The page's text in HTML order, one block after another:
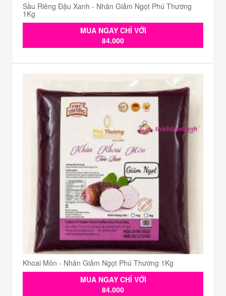
Sầu Riêng Đậu Xanh - Nhân Giảm Ngọt Phú Thương
1Kg
MUA NGAY CHỈ VỚI
84.000
Khoai Môn - Nhân Giảm Ngọt Phú Thương 1Kg
MUA NGAY CHỈ VỚI
84.000